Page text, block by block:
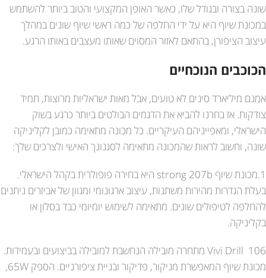
שונה בצורה ובגודל שלו, כאשר האופן המקצועי והטוב ביותר להשתמש
במכונת שיוף היא על ידי החלפה של כמה ראשי שיוף שונים במהלך
עיצוב הציפורן, בהתאם לאזור המסוים שאותו מעצבים באותו הרגע.
הכוכבים הנוכחיים
אמנם מיליארד סינים לא טועים, אבל מאות ישראליות מרוצות, תמיד
צודקות. אז בחרנו להביא את הדגמים הבולטים ביותר כרגע בשוק
הישראלי, ומאפייניהם העיקריים. כל מכונה מתאימה כמובן לקליניקה
שונה, וחשוב לראות שהמכונה מתאימה לסגנונך האישי ולצרכים שלך:
1.מכונת שיוף strong 207b היא בחירה פופולרית בקהל הישראלי.
בעלת הגדרות מהירות משתנות, עיצוב ארגונומי ומגוון של אביזרים ניתנים
להחלפה לטיפולים שונים. מתאימה לשימוש יומיומי כבד בסלון או
בקליניקה.
106 Vivi Drill מתחרה מובילה הנחשבת למובילה בביצועים ובעמידות.
מכונת שיוף המאפשרת מניקור, פדיקור ובניית ציפורניים. הספק 65W,